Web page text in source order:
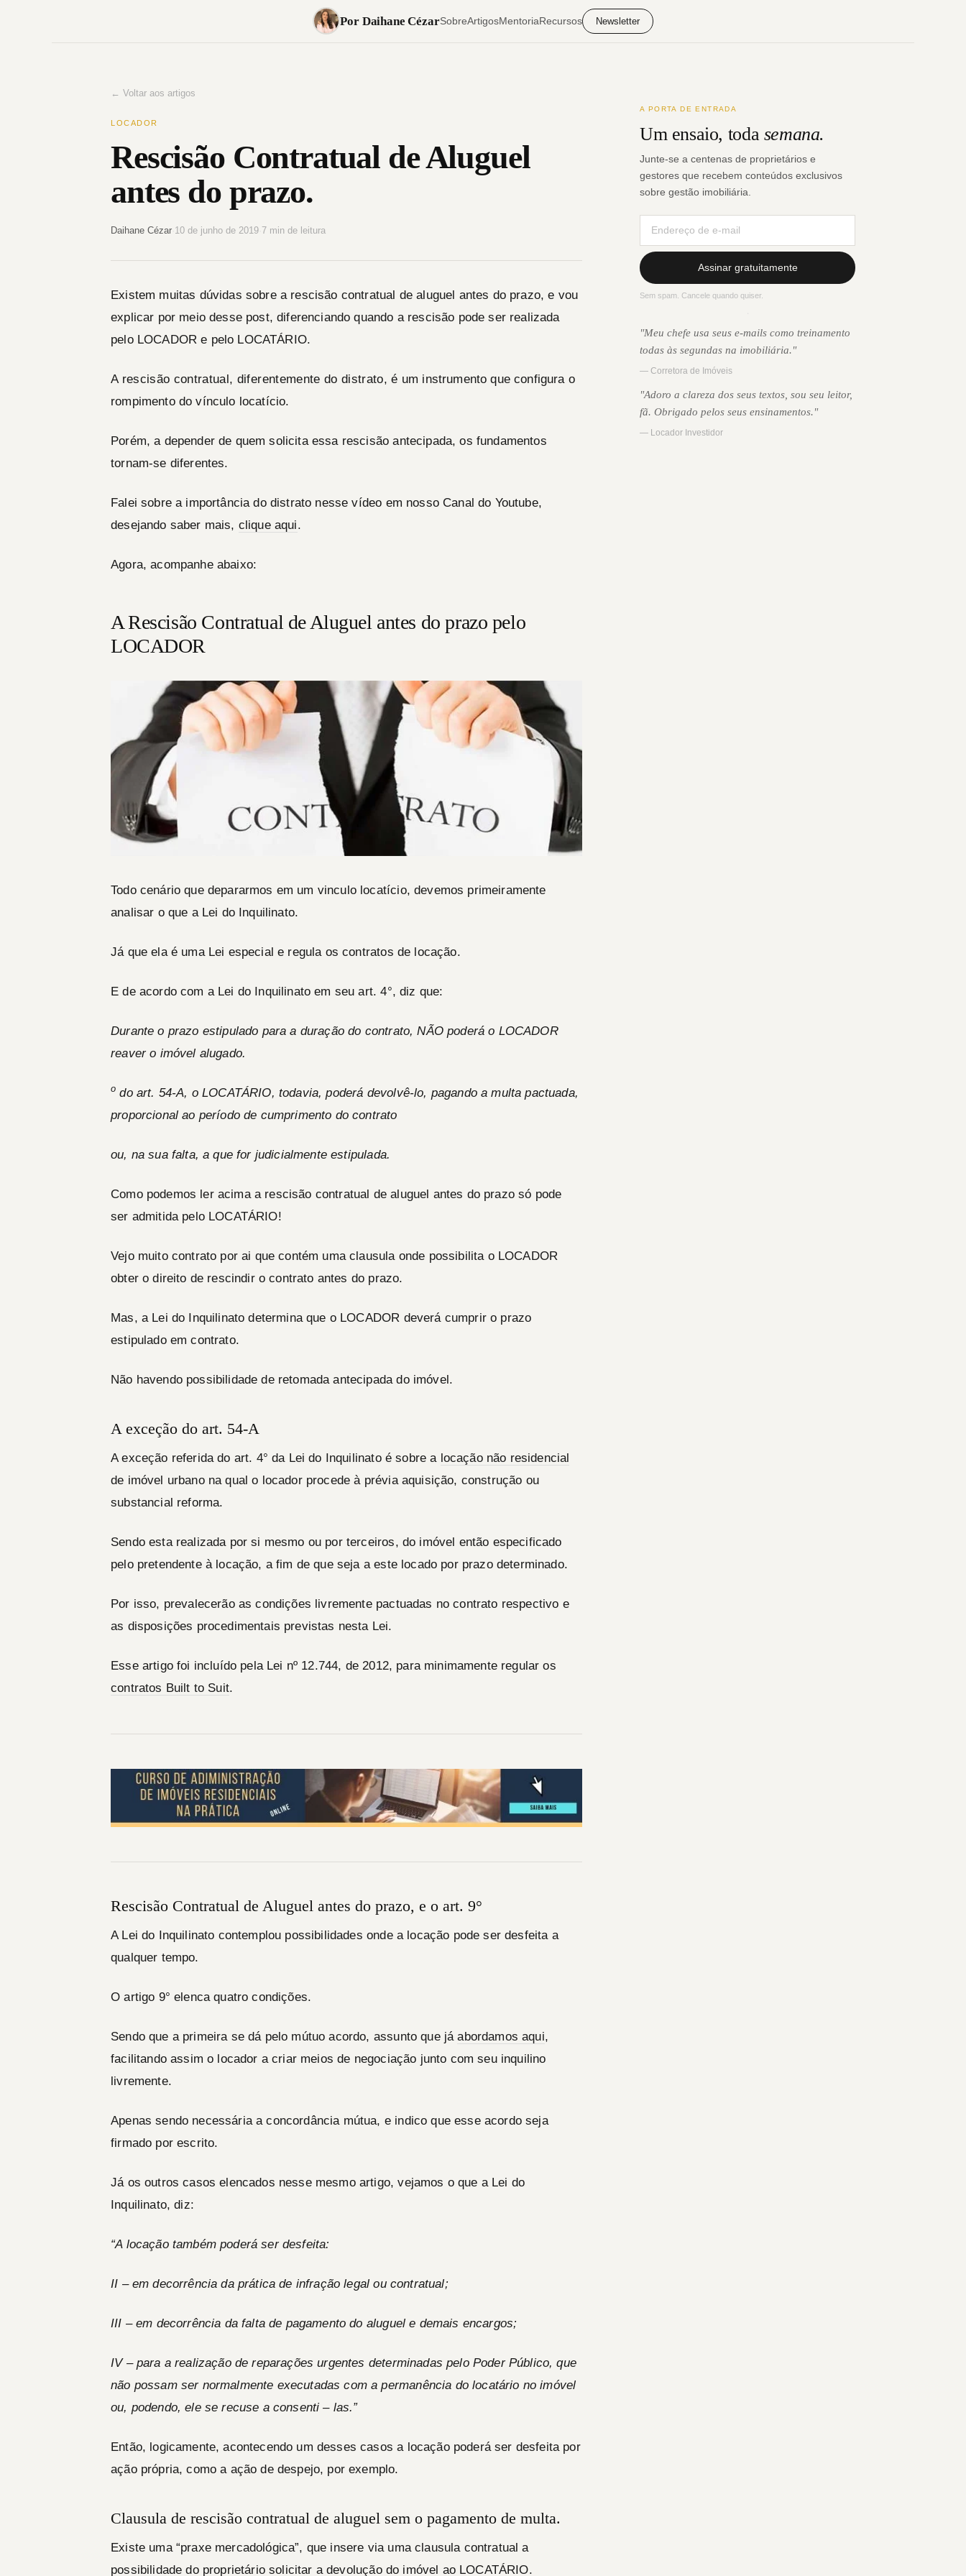
Por Daihane CézarSobreArtigosMentoriaRecursos Newsletter
← Voltar aos artigos
LOCADOR
Rescisão Contratual de Aluguel
antes do prazo.
Daihane Cézar 10 de junho de 2019 7 min de leitura
Existem muitas dúvidas sobre a rescisão contratual de aluguel antes do prazo, e vou
explicar por meio desse post, diferenciando quando a rescisão pode ser realizada
peloLOCADOR e pelo LOCATÁRIO.
A rescisão contratual, diferentemente do distrato, é um instrumento que configura o
rompimento do vínculo locatício.
Porém, a depender de quem solicita essa rescisão antecipada, os fundamentos
tornam-se diferentes.
Falei sobre a importância do distrato nesse vídeo em nosso Canal do Youtube,
desejando saber mais, clique aqui.
Agora, acompanhe abaixo:
A Rescisão Contratual de Aluguel antes do prazo pelo
LOCADOR
Todo cenário que depararmos em um vinculo locatício, devemos primeiramente
analisar o que a Lei do Inquilinato.
Já que ela é uma Lei especial e regula os contratos de locação.
E de acordo com a Lei do Inquilinato em seu art. 4°, diz que:
Durante o prazo estipulado para a duração do contrato,NÃOpoderá o LOCADOR
reaver o imóvel alugado.
o do art. 54-A, oLOCATÁRIO, todavia, poderá devolvê-lo, pagando a multa pactuada,
proporcional ao período de cumprimento do contrato
ou, na sua falta, a que for judicialmente estipulada.
Como podemos ler acima a rescisão contratual de aluguel antes do prazo só pode
ser admitida pelo LOCATÁRIO!
Vejo muito contrato por ai que contém uma clausula onde possibilita o LOCADOR
obter o direito de rescindir o contrato antes do prazo.
Mas, a Lei do Inquilinato determina que o LOCADOR deverá cumprir o prazo
estipulado em contrato.
Não havendo possibilidade de retomada antecipada do imóvel.
A exceção do art. 54-A
A exceção referida do art. 4° da Lei do Inquilinato é sobre a locação não residencial
de imóvel urbano na qual o locador procede à prévia aquisição, construção ou
substancial reforma.
Sendo esta realizada por si mesmo ou por terceiros, do imóvel então especificado
pelo pretendente à locação, a fim de que seja a este locado por prazo determinado.
Por isso, prevalecerão as condições livremente pactuadas no contrato respectivo e
as disposições procedimentais previstas nesta Lei.
Esse artigo foi incluído pela Lei nº 12.744, de 2012, para minimamente regular os
contratos Built to Suit.
Rescisão Contratual de Aluguel antes do prazo, e o art. 9°
A Lei do Inquilinato contemplou possibilidades onde a locação pode ser desfeita a
qualquer tempo.
O artigo 9° elenca quatro condições.
Sendo que a primeira se dá pelo mútuo acordo, assunto que jáabordamos aqui,
facilitando assim o locador a criar meios de negociação junto com seu inquilino
livremente.
Apenas sendo necessária a concordância mútua, e indico que esse acordo seja
firmado por escrito.
Já os outros casos elencados nesse mesmo artigo, vejamos o que a Lei do
Inquilinato, diz:
“A locação também poderá ser desfeita:
II – em decorrência da prática de infração legal ou contratual;
III – em decorrência da falta de pagamento do aluguel e demais encargos;
IV – para a realização de reparações urgentes determinadas pelo Poder Público, que
não possam ser normalmente executadas com a permanência do locatário no imóvel
ou, podendo, ele se recuse a consenti – las.”
Então, logicamente, acontecendo um desses casos a locação poderá ser desfeita por
ação própria, como a ação de despejo, por exemplo.
Clausula de rescisão contratual de aluguel sem o pagamento de multa.
Existe uma “praxe mercadológica”, que insere via uma clausula contratual a
possibilidade do proprietário solicitar a devolução do imóvel ao LOCATÁRIO.
A PORTA DE ENTRADA
Um ensaio, toda semana.
Junte-se a centenas de proprietários e
gestores que recebem conteúdos exclusivos
sobre gestão imobiliária.
Assinar gratuitamente
Sem spam. Cancele quando quiser.
"Meu chefe usa seus e-mails como treinamento
todas às segundas na imobiliária."
— Corretora de Imóveis
"Adoro a clareza dos seus textos, sou seu leitor,
fã. Obrigado pelos seus ensinamentos."
— Locador Investidor